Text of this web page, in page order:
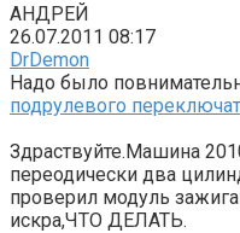
АНДРЕЙ
26.07.2011 08:17
DrDemon
Надо было
подрулевого
Здраствуйте.Машина
переодически два
проверил модуль
искра,ЧТО ДЕЛАТЬ.